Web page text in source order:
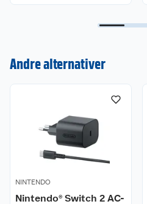
Andre alternativer
NINTENDO
Nintendo® Switch 2 AC-
Nyheter
Våre butikker
Våre merkevarer
Kundeservice
Angre- og returrett
Reklamasjon og garanti
Ofte stilte spørsmål